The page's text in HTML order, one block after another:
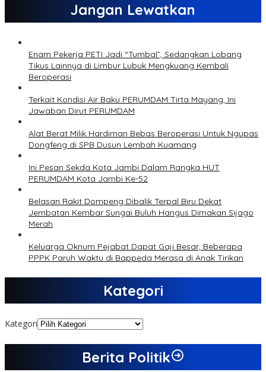
Jangan Lewatkan
Enam Pekerja PETI Jadi “Tumbal”, Sedangkan Lobang
Tikus Lainnya di Limbur Lubuk Mengkuang Kembali
Beroperasi
Terkait Kondisi Air Baku PERUMDAM Tirta Mayang, Ini
Jawaban Dirut PERUMDAM
Alat Berat Milik Hardiman Bebas Beroperasi Untuk Ngupas
Dongfeng di SPB Dusun Lembah Kuamang
Ini Pesan Sekda Kota Jambi Dalam Rangka HUT
PERUMDAM Kota Jambi Ke-52
Belasan Rakit Dompeng Dibalik Terpal Biru Dekat
Jembatan Kembar Sungai Buluh Hangus Dimakan Sijago
Merah
Keluarga Oknum Pejabat Dapat Gaji Besar, Beberapa
PPPK Paruh Waktu di Bappeda Merasa di Anak Tirikan
Kategori
Kategori
Berita Politik